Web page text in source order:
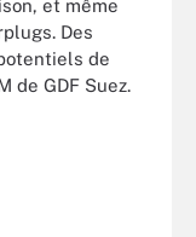
et même
Des
de
de GDF Suez.